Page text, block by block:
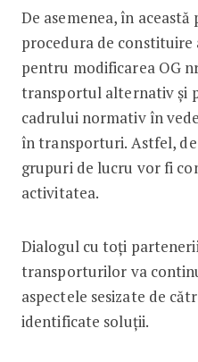
De asemenea, în
procedura de
pentru modificarea OG
transportul alternativ și
cadrului normativ în
în transporturi. Astfel, de
grupuri de lucru vor fi
activitatea.
Dialogul cu toți
transporturilor va
aspectele sesizate de
identificate soluții.